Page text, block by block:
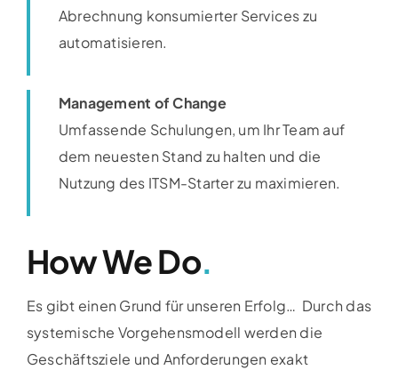
Abrechnung konsumierter Services zu
automatisieren.
Management of Change
Umfassende Schulungen, um Ihr Team auf
dem neuesten Stand zu halten und die
Nutzung des ITSM-Starter zu maximieren.​
How We Do.
Es gibt einen Grund für unseren Erfolg… Durch das
systemische Vorgehensmodell werden die
Geschäftsziele und Anforderungen exakt